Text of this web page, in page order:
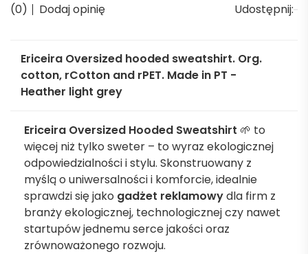
(0) Dodaj opinię Udostępnij:
Ericeira Oversized hooded sweatshirt. Org.
cotton, rCotton and rPET. Made in PT -
Heather light grey
Ericeira Oversized Hooded Sweatshirt 🌱 to
więcej niż tylko sweter – to wyraz ekologicznej
odpowiedzialności i stylu. Skonstruowany z
myślą o uniwersalności i komforcie, idealnie
sprawdzi się jako gadżet reklamowydla firm z
branży ekologicznej, technologicznej czy nawet
startupów jednemu serce jakości oraz
zrównoważonego rozwoju.